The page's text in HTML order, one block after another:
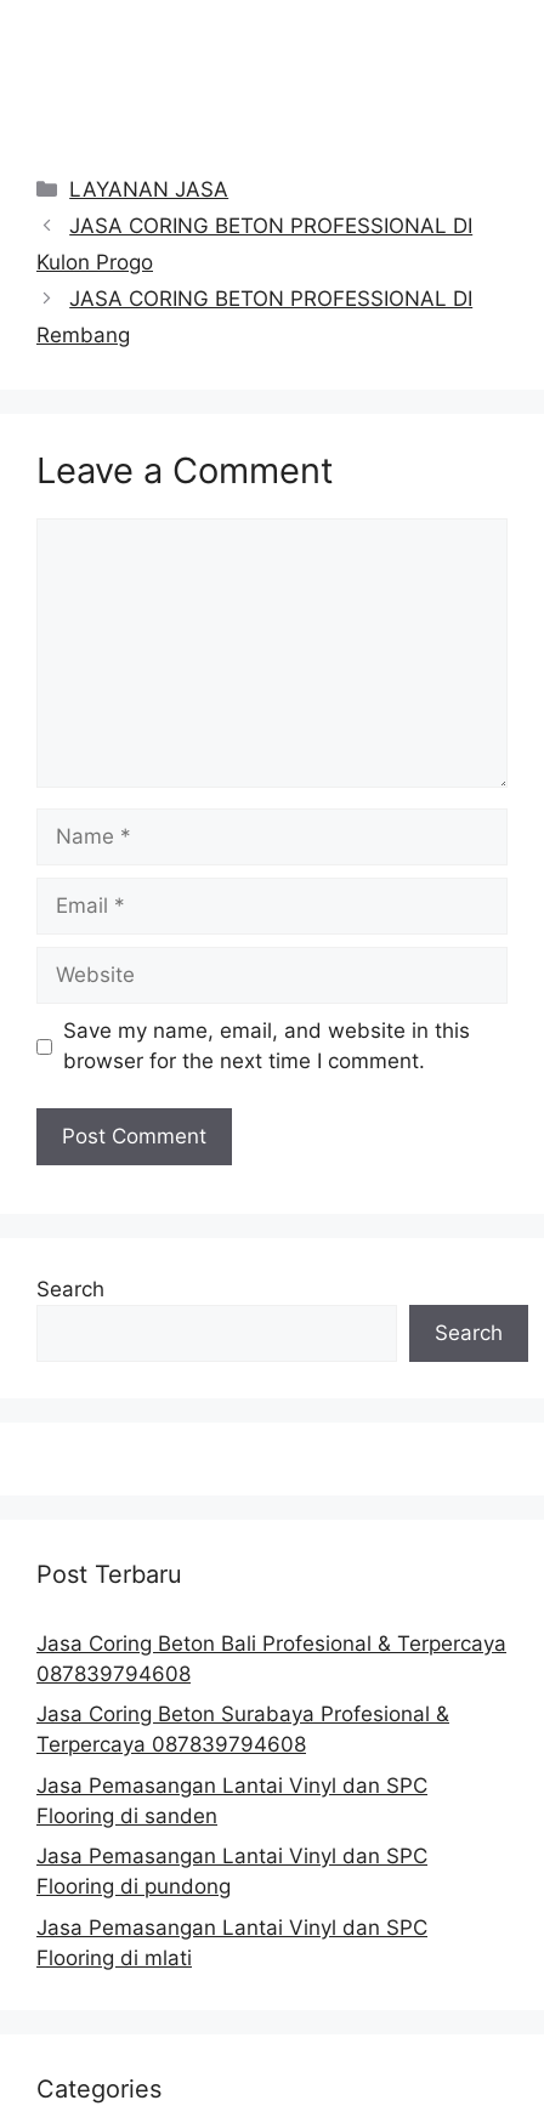
Categories
LAYANAN JASA
JASA CORING BETON PROFESSIONAL DI
Kulon Progo
JASA CORING BETON PROFESSIONAL DI
Rembang
Leave a Comment
Name
Email
Website
Save my name, email, and website in this
browser for the next time I comment.
Search
Search
Post Terbaru
Jasa Coring Beton Bali Profesional & Terpercaya
087839794608
Jasa Coring Beton Surabaya Profesional &
Terpercaya 087839794608
Jasa Pemasangan Lantai Vinyl dan SPC
Flooring di sanden
Jasa Pemasangan Lantai Vinyl dan SPC
Flooring di pundong
Jasa Pemasangan Lantai Vinyl dan SPC
Flooring di mlati
Categories